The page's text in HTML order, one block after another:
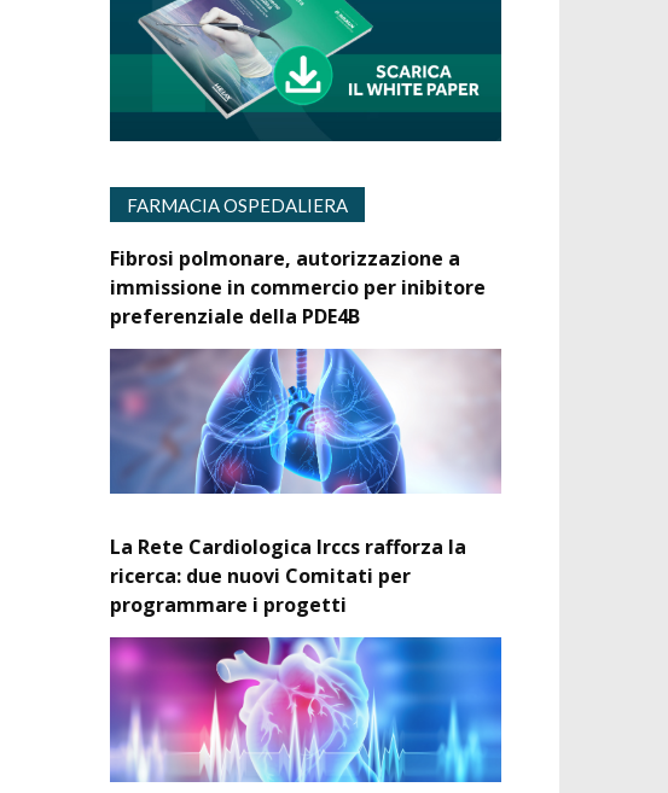
FARMACIA OSPEDALIERA
Fibrosi polmonare, autorizzazione a
immissione in commercio per inibitore
preferenziale della PDE4B
La Rete Cardiologica Irccs rafforza la
ricerca: due nuovi Comitati per
programmare i progetti